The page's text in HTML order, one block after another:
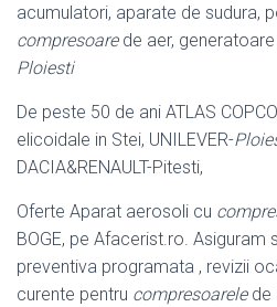
acumulatori, aparate de sudura,
compresoarede aer, generatoare
Ploiesti
De peste 50 de ani ATLAS
elicoidale in Stei, UNILEVER-
DACIA&RENAULT-Pitesti,
Oferte Aparat aerosoli cu
BOGE, pe Afacerist.ro. Asiguram
preventiva programata , revizii
curente pentru compresoarelede